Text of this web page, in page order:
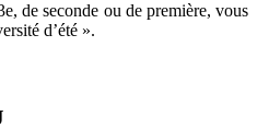
de seconde ou de première, vous
d’été ».